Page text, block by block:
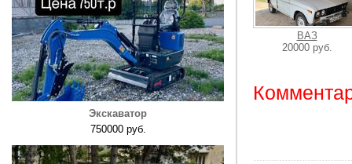
Экскаватор
750000 руб.
ВАЗ
20000 руб.